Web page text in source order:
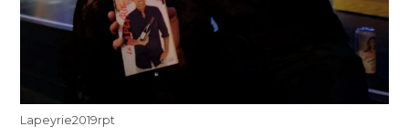
Lapeyrie2019rpt